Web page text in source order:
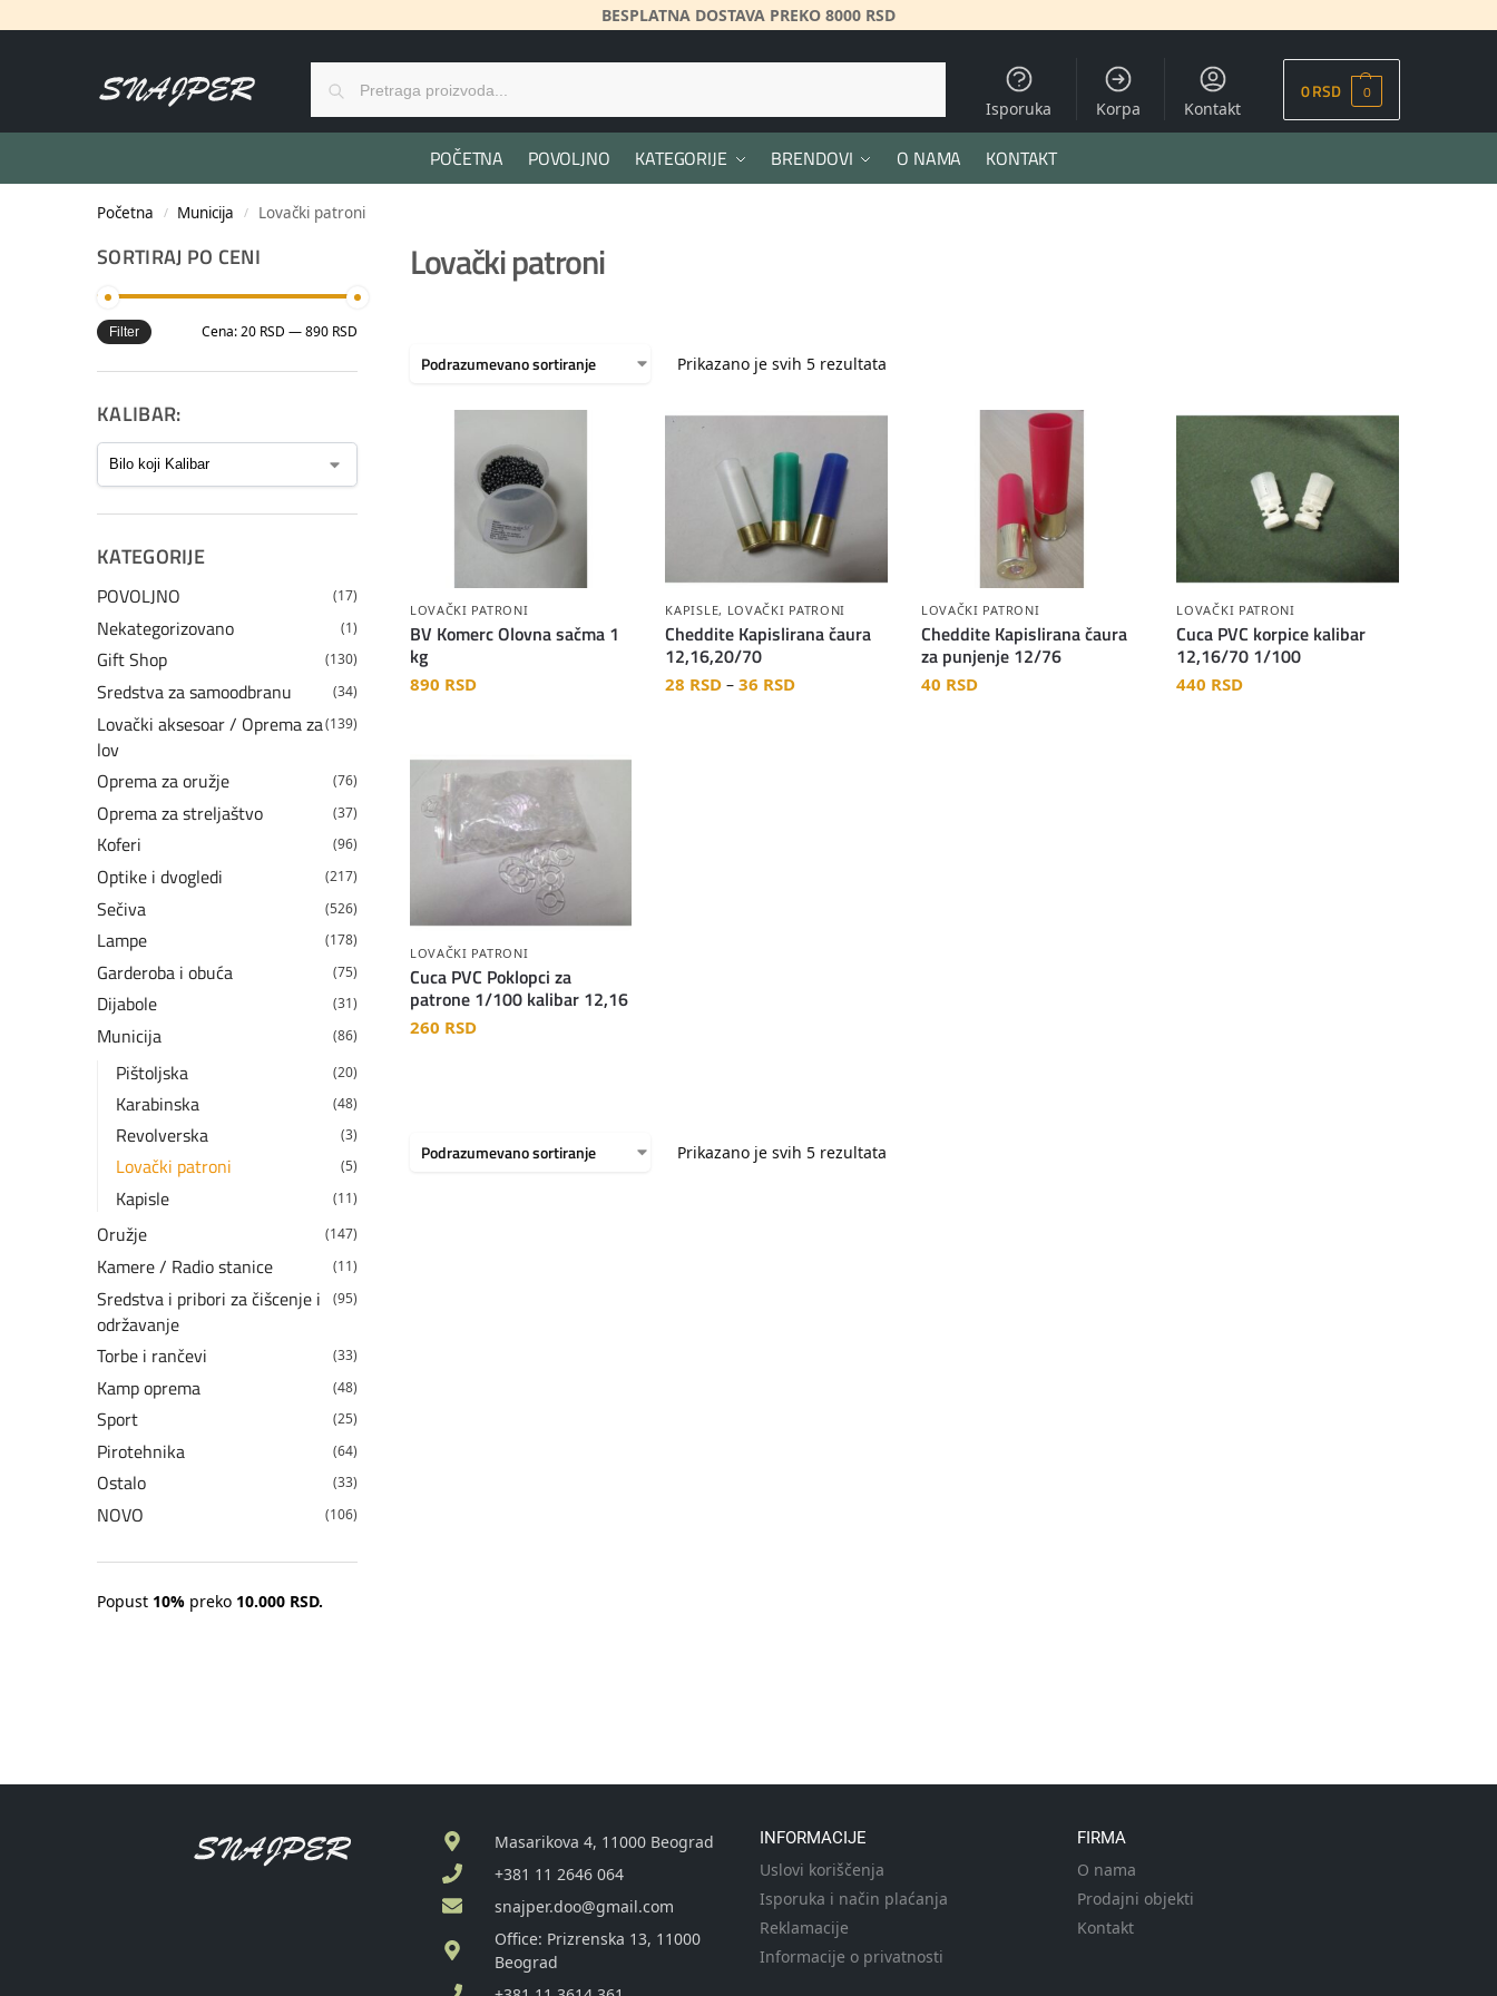
BESPLATNA DOSTAVA PREKO 8000 RSD
Isporuka Korpa Kontakt
0RSD 0
POČETNA POVOLJNO KATEGORIJE BRENDOVI O NAMA KONTAKT
Početna / Municija / Lovački patroni
Lovački patroni
Prikazano je svih 5 rezultata
LOVAČKI PATRONI
BV Komerc Olovna sačma 1
kg
890 RSD
KAPISLE, LOVAČKI PATRONI
Cheddite Kapislirana čaura
12,16,20/70
28 RSD – 36 RSD
LOVAČKI PATRONI
Cheddite Kapislirana čaura
za punjenje 12/76
40 RSD
LOVAČKI PATRONI
Cuca PVC korpice kalibar
12,16/70 1/100
440 RSD
LOVAČKI PATRONI
Cuca PVC Poklopci za
patrone 1/100 kalibar 12,16
260 RSD
Prikazano je svih 5 rezultata
SORTIRAJ PO CENI
Filter Cena:20 RSD —890 RSD
KALIBAR:
KATEGORIJE
POVOLJNO (17)
Nekategorizovano (1)
Gift Shop (130)
Sredstva za samoodbranu (34)
Lovački aksesoar / Oprema za
lov
(139)
Oprema za oružje (76)
Oprema za streljaštvo (37)
Koferi (96)
Optike i dvogledi (217)
Sečiva (526)
Lampe (178)
Garderoba i obuća (75)
Dijabole (31)
Municija (86)
Pištoljska (20)
Karabinska (48)
Revolverska (3)
Lovački patroni (5)
Kapisle (11)
Oružje (147)
Kamere / Radio stanice (11)
Sredstva i pribori za čišcenje i
održavanje
(95)
Torbe i rančevi (33)
Kamp oprema (48)
Sport (25)
Pirotehnika (64)
Ostalo (33)
NOVO (106)
Popust 10% preko 10.000 RSD.
Masarikova 4, 11000 Beograd
+381 11 2646 064
snajper.doo@gmail.com
Office: Prizrenska 13, 11000
Beograd
INFORMACIJE
Uslovi koriščenja
Isporuka i način plaćanja
Reklamacije
Informacije o privatnosti
FIRMA
O nama
Prodajni objekti
Kontakt